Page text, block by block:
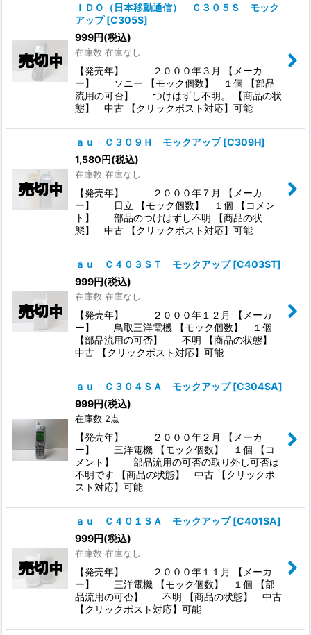
ＩＤＯ（日本移動通信） Ｃ３０５Ｓ モック
アップ [C305S]
999円(税込)
在庫数 在庫なし
【発売年】 ２０００年３月 【メーカ
ー】 ソニー 【モック個数】 １個 【部品
流用の可否】 つけはずし不明。 【商品の状
態】 中古 【クリックポスト対応】可能
ａｕ Ｃ３０９Ｈ モックアップ [C309H]
1,580円(税込)
在庫数 在庫なし
【発売年】 ２０００年７月 【メーカ
ー】 日立 【モック個数】 １個 【コメン
ト】 部品のつけはずし不明 【商品の状
態】 中古 【クリックポスト対応】可能
ａｕ Ｃ４０３ＳＴ モックアップ [C403ST]
999円(税込)
在庫数 在庫なし
【発売年】 ２０００年１２月 【メーカ
ー】 鳥取三洋電機 【モック個数】 １個
【部品流用の可否】 不明 【商品の状態】
中古 【クリックポスト対応】可能
ａｕ Ｃ３０４ＳＡ モックアップ [C304SA]
999円(税込)
在庫数 2点
【発売年】 ２０００年２月 【メーカ
ー】 三洋電機 【モック個数】 １個 【コ
メント】 部品流用の可否の取り外し可否は
不明です 【商品の状態】 中古 【クリックポ
スト対応】可能
ａｕ Ｃ４０１ＳＡ モックアップ [C401SA]
999円(税込)
在庫数 在庫なし
【発売年】 ２０００年１１月 【メーカ
ー】 三洋電機 【モック個数】 １個 【部
品流用の可否】 不明 【商品の状態】 中古
【クリックポスト対応】可能